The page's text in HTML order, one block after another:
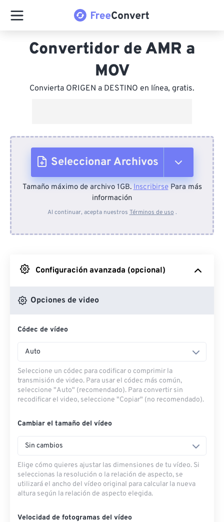
Convertidor de AMR a
MOV
Convierta ORIGEN a DESTINO en línea, gratis.
Seleccionar Archivos
Desde el dispositivo
Desde Google Drive
Desde OneDrive
Desde URL
Tamaño máximo de archivo 1GB.InscribirsePara más
información
Al continuar, acepta nuestros Términos de uso .
Configuración avanzada (opcional)
Opciones de video
Códec de vídeo
Auto
Seleccione un códec para codificar o comprimir la
transmisión de video. Para usar el códec más común,
seleccione "Auto" (recomendado). Para convertir sin
recodificar el video, seleccione "Copiar" (no recomendado).
Cambiar el tamaño del vídeo
Sin cambios
Elige cómo quieres ajustar las dimensiones de tu vídeo. Si
seleccionas la resolución o la relación de aspecto, se
utilizará el ancho del vídeo original para calcular la nueva
altura según la relación de aspecto elegida.
Velocidad de fotogramas del vídeo